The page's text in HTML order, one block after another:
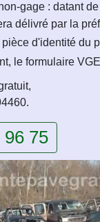
gage : datant
délivré par la
d'identité du
le formulaire
75